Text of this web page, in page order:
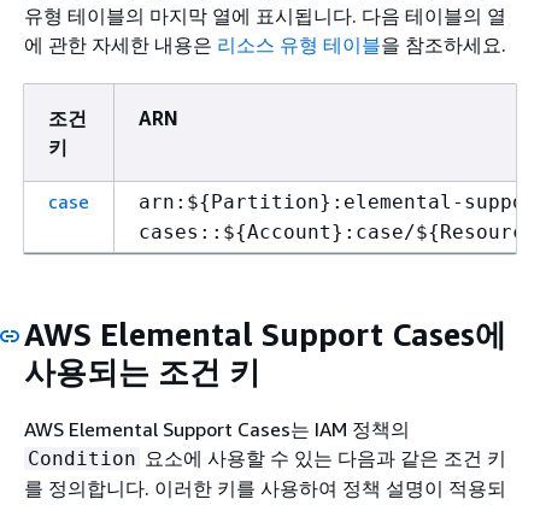
유형 테이블의 마지막 열에 표시됩니다. 다음 테이블의 열
에 관한 자세한 내용은 리소스 유형 테이블을 참조하세요.
조건
키
ARN
case arn:${Partition}:elemental-
cases::${Account}:case/${
AWS Elemental Support Cases에
사용되는 조건 키
AWS Elemental Support Cases는 IAM 정책의
Condition 요소에 사용할 수 있는 다음과 같은 조건 키
를 정의합니다. 이러한 키를 사용하여 정책 설명이 적용되